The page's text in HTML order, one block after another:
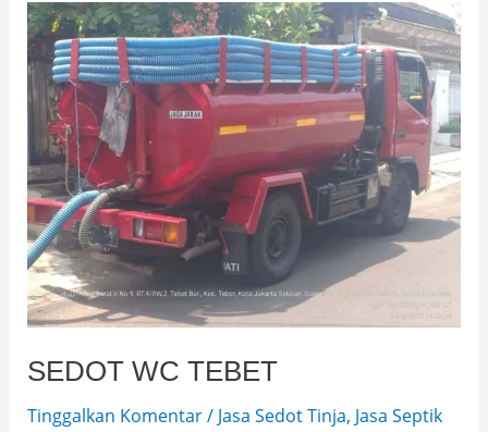
SEDOT WC TEBET
Tinggalkan Komentar/ Jasa Sedot Tinja, Jasa Septik
SEDOT
WC
TEBET